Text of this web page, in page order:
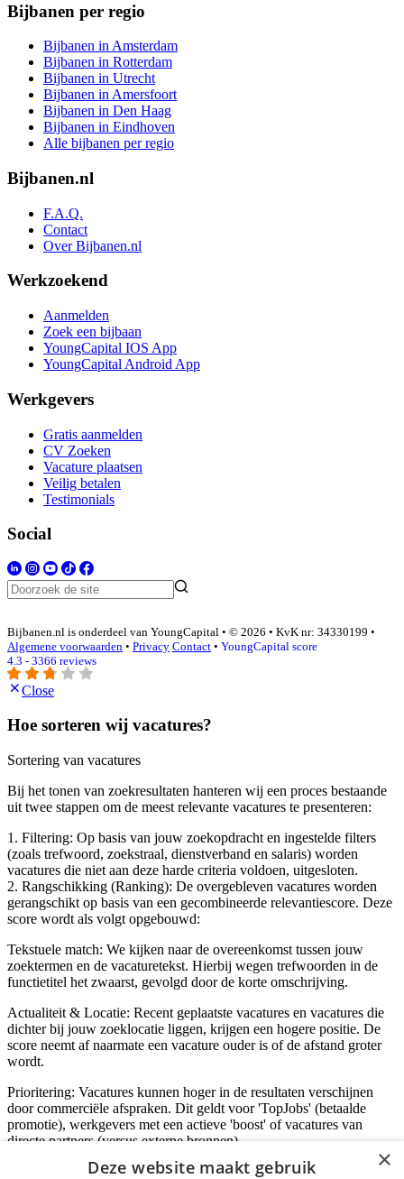
Bijbanen per regio
Bijbanen in Amsterdam
Bijbanen in Rotterdam
Bijbanen in Utrecht
Bijbanen in Amersfoort
Bijbanen in Den Haag
Bijbanen in Eindhoven
Alle bijbanen per regio
Bijbanen.nl
F.A.Q.
Contact
Over Bijbanen.nl
Werkzoekend
Aanmelden
Zoek een bijbaan
YoungCapital IOS App
YoungCapital Android App
Werkgevers
Gratis aanmelden
CV Zoeken
Vacature plaatsen
Veilig betalen
Testimonials
Social
Bijbanen.nl is onderdeel van YoungCapital • © 2026 • KvK nr: 34330199 •
Algemene voorwaarden • Privacy Contact • YoungCapital score
4.3 - 3366 reviews
Close
Hoe sorteren wij vacatures?
Sortering van vacatures
Bij het tonen van zoekresultaten hanteren wij een proces bestaande
uit twee stappen om de meest relevante vacatures te presenteren:
1. Filtering: Op basis van jouw zoekopdracht en ingestelde filters
(zoals trefwoord, zoekstraal, dienstverband en salaris) worden
vacatures die niet aan deze harde criteria voldoen, uitgesloten.
2. Rangschikking (Ranking): De overgebleven vacatures worden
gerangschikt op basis van een gecombineerde relevantiescore. Deze
score wordt als volgt opgebouwd:
Tekstuele match: We kijken naar de overeenkomst tussen jouw
zoektermen en de vacaturetekst. Hierbij wegen trefwoorden in de
functietitel het zwaarst, gevolgd door de korte omschrijving.
Actualiteit & Locatie: Recent geplaatste vacatures en vacatures die
dichter bij jouw zoeklocatie liggen, krijgen een hogere positie. De
score neemt af naarmate een vacature ouder is of de afstand groter
wordt.
Prioritering: Vacatures kunnen hoger in de resultaten verschijnen
door commerciële afspraken. Dit geldt voor 'TopJobs' (betaalde
promotie), werkgevers met een actieve 'boost' of vacatures van
directe partners (versus externe bronnen).
×
Deze website maakt gebruik